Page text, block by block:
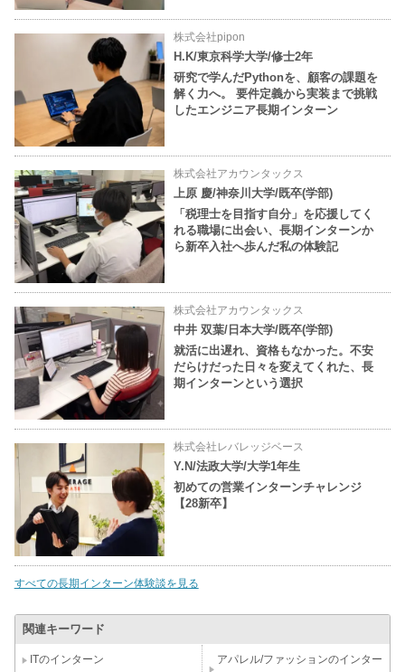
株式会社pipon
H.K/東京科学大学/修士2年
研究で学んだPythonを、顧客の課題を
解く力へ。 要件定義から実装まで挑戦
したエンジニア長期インターン
株式会社アカウンタックス
上原 慶/神奈川大学/既卒(学部)
「税理士を目指す自分」を応援してく
れる職場に出会い、長期インターンか
ら新卒入社へ歩んだ私の体験記
株式会社アカウンタックス
中井 双葉/日本大学/既卒(学部)
就活に出遅れ、資格もなかった。不安
だらけだった日々を変えてくれた、長
期インターンという選択
株式会社レバレッジベース
Y.N/法政大学/大学1年生
初めての営業インターンチャレンジ
【28新卒】
すべての長期インターン体験談を見る
関連キーワード
ITのインターン アパレル/ファッションのインター